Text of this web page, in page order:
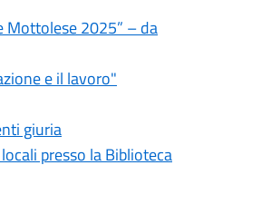
Mottolese 2025” – da
e il lavoro"
giuria
presso la Biblioteca